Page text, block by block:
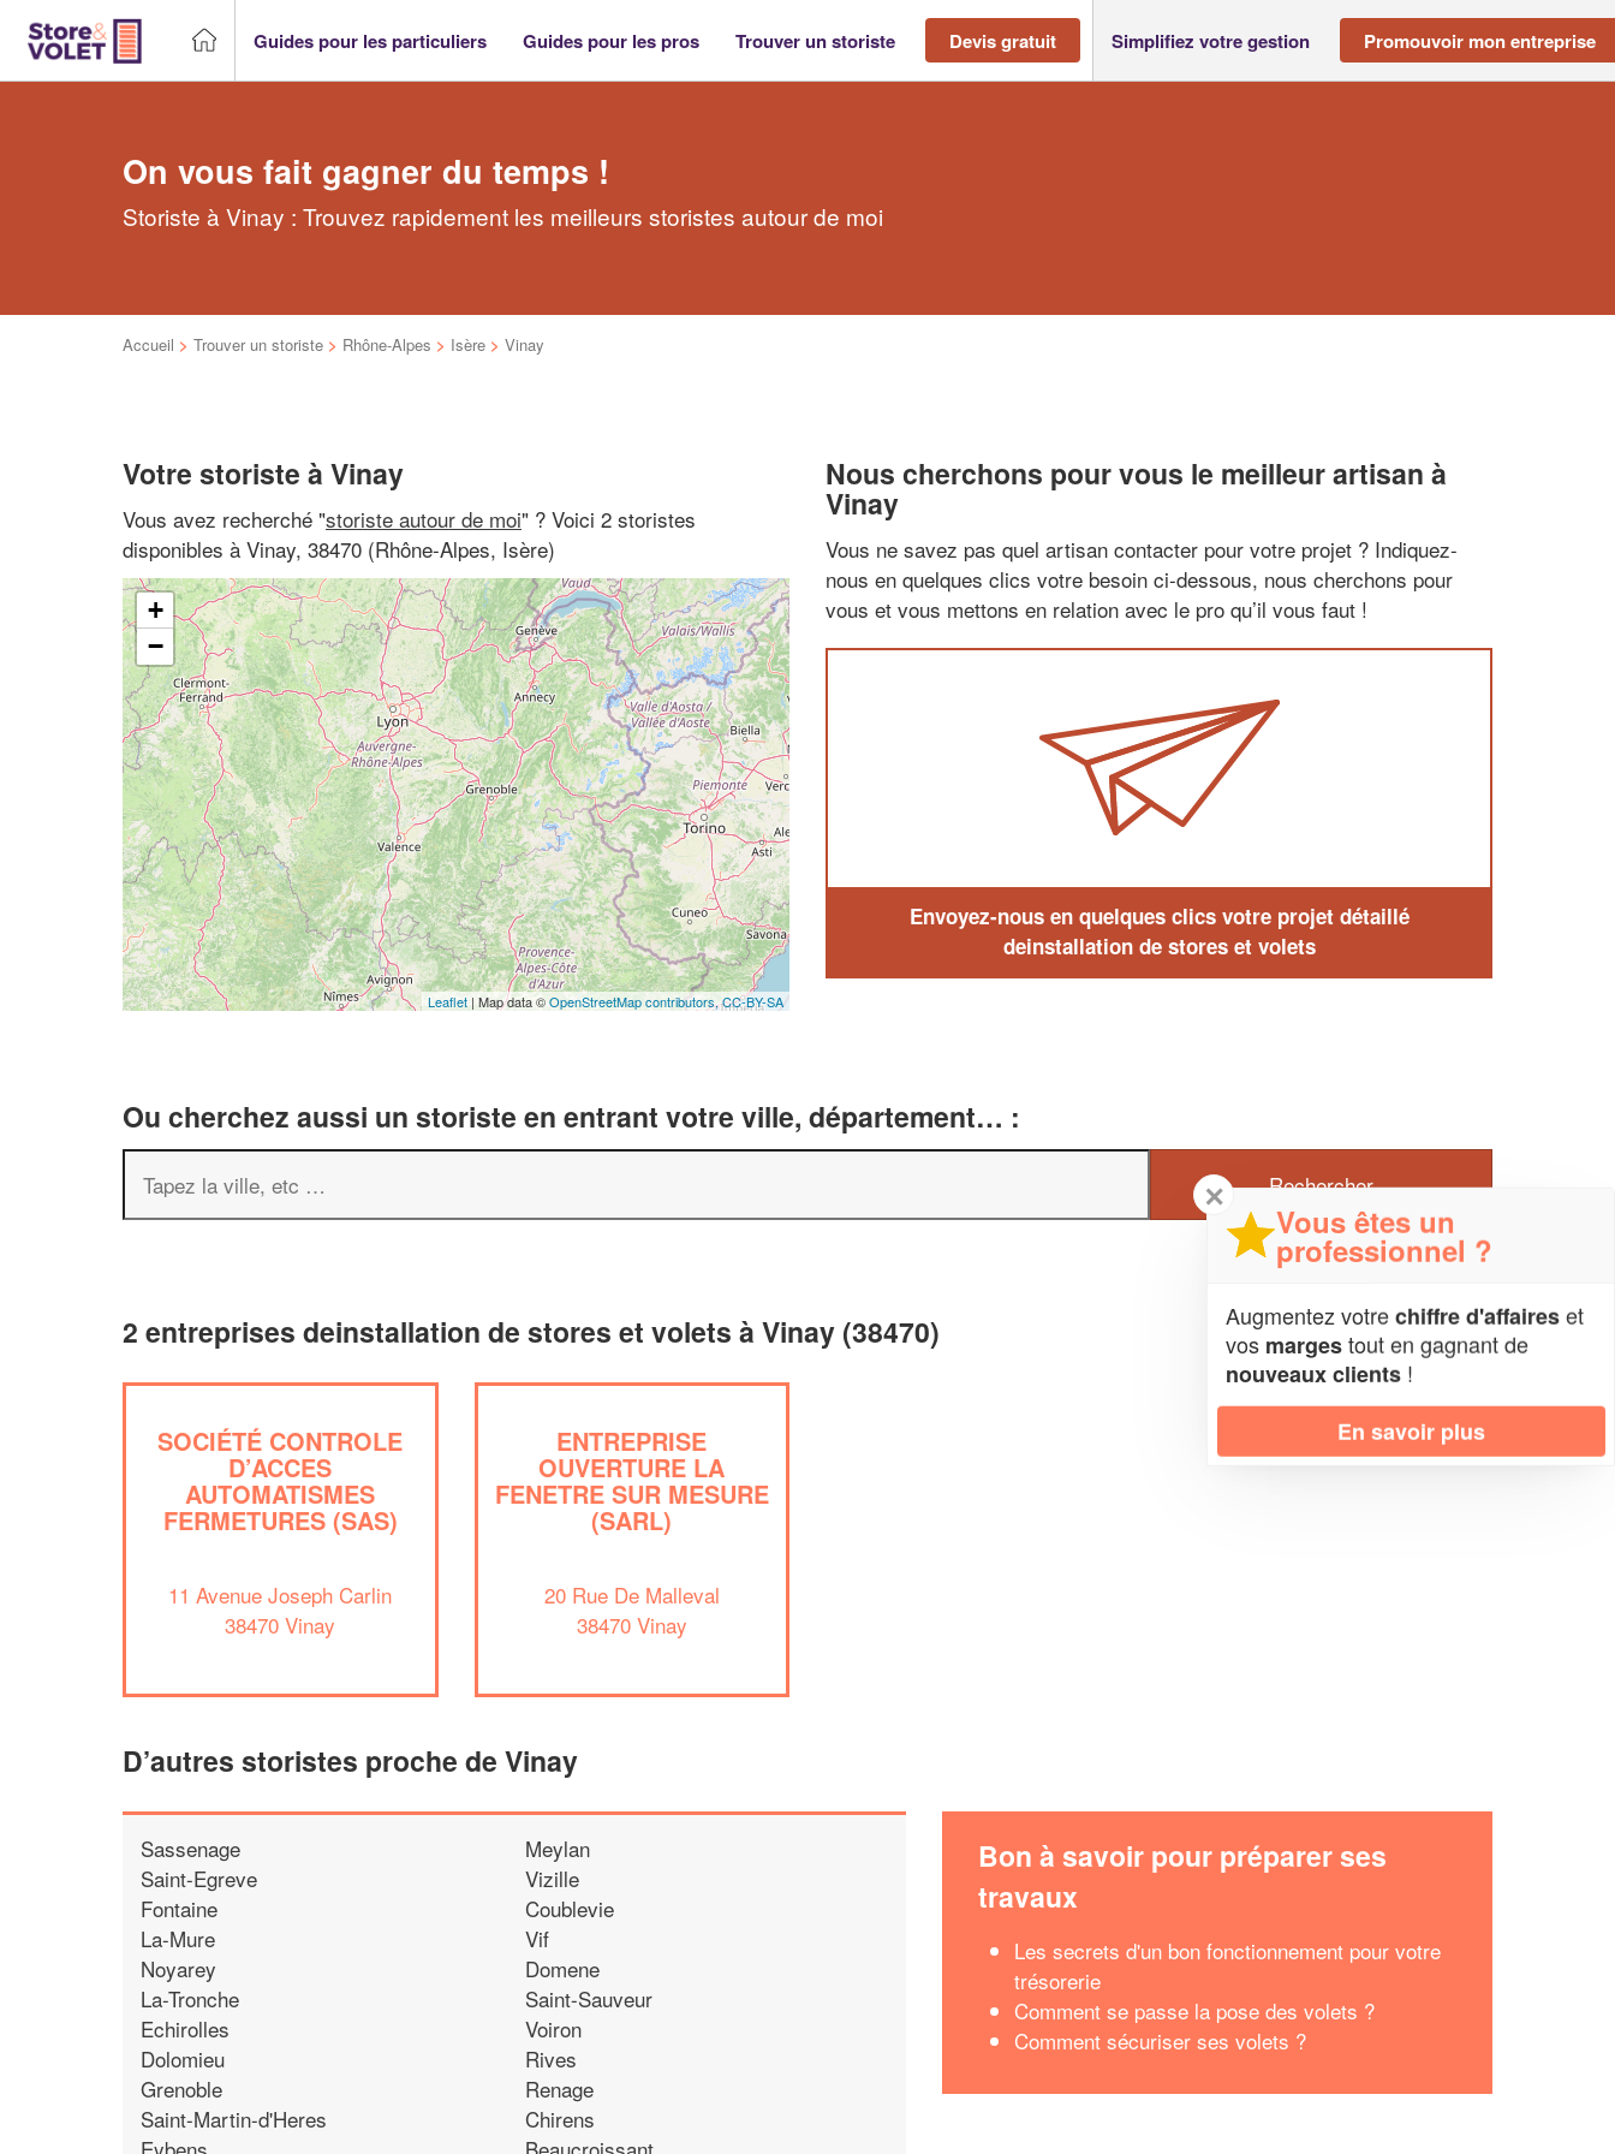
Guides pour les particuliers Guides pour les pros Trouver un storiste Devis gratuit Simplifiez votre gestion Promouvoir mon entreprise
On vous fait gagner du temps !
Storiste à Vinay : Trouvez rapidement les meilleurs storistes autour de moi
Accueil > Trouver un storiste > Rhône-Alpes > Isère > Vinay
Votre storiste à Vinay
Vous avez recherché "storiste autour de moi" ? Voici 2 storistes
disponibles à Vinay, 38470 (Rhône-Alpes, Isère)
+
−
Leaflet | Map data ©OpenStreetMap contributors,CC-BY-SA
Nous cherchons pour vous le meilleur artisan à
Vinay
Vous ne savez pas quel artisan contacter pour votre projet ? Indiquez-
nous en quelques clics votre besoin ci-dessous, nous cherchons pour
vous et vous mettons en relation avec le pro qu’il vous faut !
Envoyez-nous en quelques clics votre projet détaillé
deinstallation de stores et volets
Ou cherchez aussi un storiste en entrant votre ville, département… :
2 entreprises deinstallation de stores et volets à Vinay (38470)
SOCIÉTÉ CONTROLE
D’ACCES
AUTOMATISMES
FERMETURES (SAS)
11 Avenue Joseph Carlin
38470 Vinay
ENTREPRISE
OUVERTURE LA
FENETRE SUR MESURE
(SARL)
20 Rue De Malleval
38470 Vinay
D’autres storistes proche de Vinay
Sassenage
Saint-Egreve
Fontaine
La-Mure
Noyarey
La-Tronche
Echirolles
Dolomieu
Grenoble
Saint-Martin-d'Heres
Eybens
Meylan
Vizille
Coublevie
Vif
Domene
Saint-Sauveur
Voiron
Rives
Renage
Chirens
Beaucroissant
Bon à savoir pour préparer ses
travaux
Les secrets d'un bon fonctionnement pour votre
trésorerie
Comment se passe la pose des volets ?
Comment sécuriser ses volets ?
✕
Vous êtes un
professionnel ?
Augmentez votrechiffre d'affaireset
vos margestout en gagnant de
nouveaux clients !
En savoir plus